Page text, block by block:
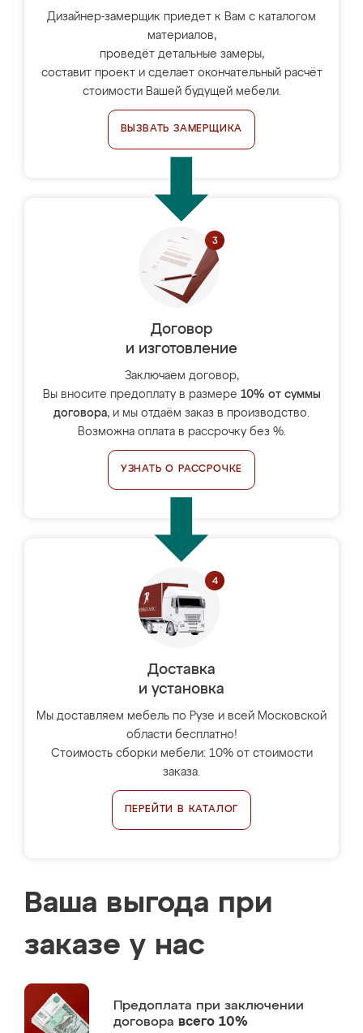
Дизайнер-замерщик приедет к Вам с каталогом
материалов,
проведёт детальные замеры,
составит проект и сделает окончательный расчёт
стоимости Вашей будущей мебели.
ВЫЗВАТЬ ЗАМЕРЩИКА
Договор
и изготовление
Заключаем договор,
Вы вносите предоплату в размере 10% от суммы
договора, и мы отдаём заказ в производство.
Возможна оплата в рассрочку без %.
УЗНАТЬ О РАССРОЧКЕ
Доставка
и установка
Мы доставляем мебель по Рузе и всей Московской
области бесплатно!
Стоимость сборки мебели: 10% от стоимости
заказа.
ПЕРЕЙТИ В КАТАЛОГ
Ваша выгода при
заказе у нас
Предоплата при заключении
договора всего 10%